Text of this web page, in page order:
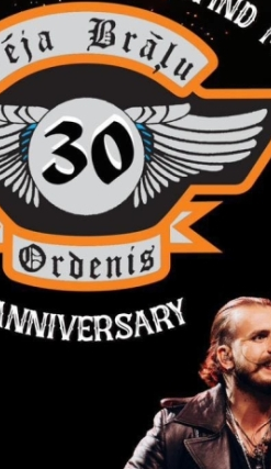
bija noderīga?
Sniegt atsauksmi